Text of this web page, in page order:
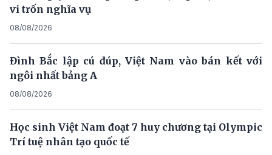
vi trốn nghĩa vụ
08/08/2026
Đình Bắc lập cú đúp, Việt Nam vào bán kết với
ngôi nhất bảng A
08/08/2026
Học sinh Việt Nam đoạt 7 huy chương tại Olympic
Trí tuệ nhân tạo quốc tế